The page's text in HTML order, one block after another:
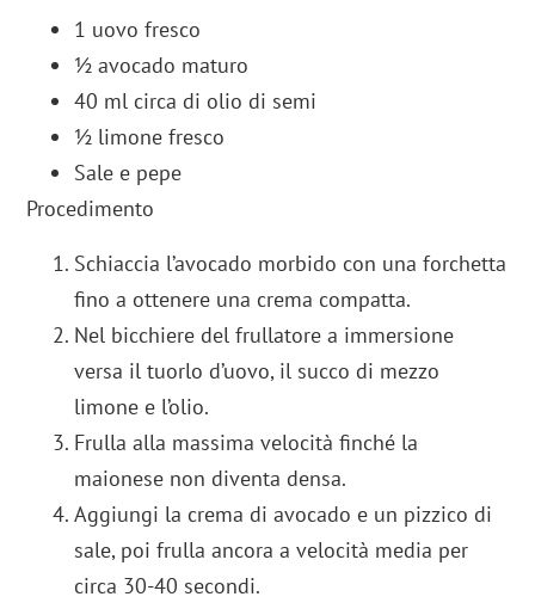
1 uovo fresco
½ avocado maturo
40 ml circa di olio di semi
½ limone fresco
Sale e pepe
Procedimento
Schiaccia l’avocado morbido con una forchetta
fino a ottenere una crema compatta.
Nel bicchiere del frullatore a immersione
versa il tuorlo d’uovo, il succo di mezzo
limone e l’olio.
Frulla alla massima velocità finché la
maionese non diventa densa.
Aggiungi la crema di avocado e un pizzico di
sale, poi frulla ancora a velocità media per
circa 30-40 secondi.